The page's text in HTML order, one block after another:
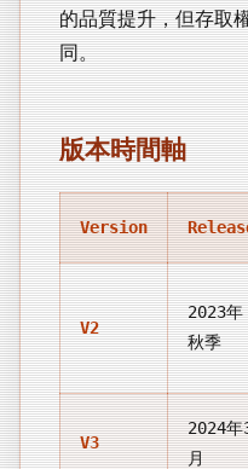
的品質提升，但存取
同。
版本時間軸
Version
V2
2023年
秋季
V3
2024年
月